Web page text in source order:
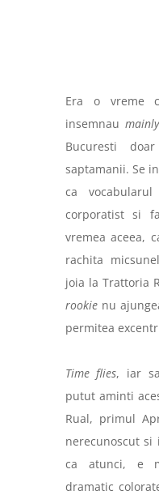
Era o vreme
insemnau mainly
Bucuresti
saptamanii. Se
ca
corporatist si
vremea aceea,
rachita
joia la Trattoria
rookienu
permitea
Time flies, iar
putut aminti
Rual, primul
nerecunoscut
ca atunci, e
dramatic